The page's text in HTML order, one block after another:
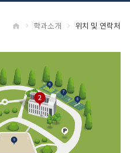
학과소개 위치 및 연락처